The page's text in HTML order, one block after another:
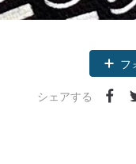
フ
シェアする